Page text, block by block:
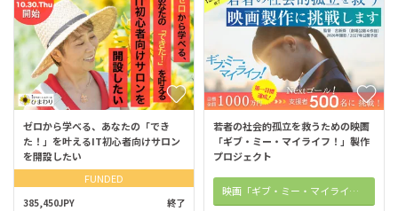
ゼロから学べる、あなたの「でき
た！」を叶えるIT初心者向けサロン
を開設したい
FUNDED
385,450JPY 終了
若者の社会的孤立を救うための映画
「ギブ・ミー・マイライフ！」製作
プロジェクト
映画「ギブ・ミー・マイライフ！」オフィシャルHP